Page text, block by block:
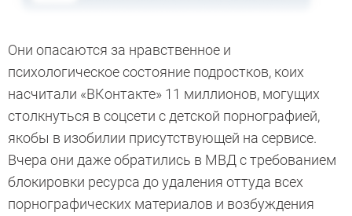
Они опасаются за нравственное и
психологическое состояние подростков, коих
насчитали «ВКонтакте» 11 миллионов, могущих
столкнуться в соцсети с детской порнографией,
якобы в изобилии присутствующей на сервисе.
Вчера они даже обратились в МВД с требованием
блокировки ресурса до удаления оттуда всех
порнографических материалов и возбуждения